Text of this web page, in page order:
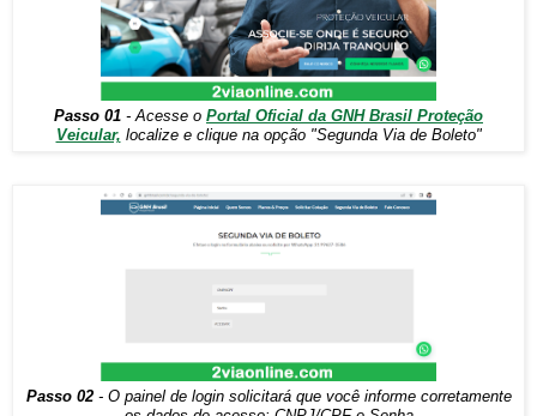
Passo 01 - Acesse o Portal Oficial da GNH Brasil Proteção
Veicular, localize e clique na opção "Segunda Via de Boleto"
Passo 02 - O painel de login solicitará que você informe corretamente